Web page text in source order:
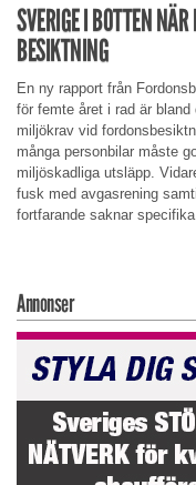
SVERIGE I BOTTEN
BESIKTNING
En ny rapport från
för femte året i rad är
miljökrav vid
många personbilar måste
miljöskadliga utsläpp.
fusk med avgasrening
fortfarande saknar
Annonser